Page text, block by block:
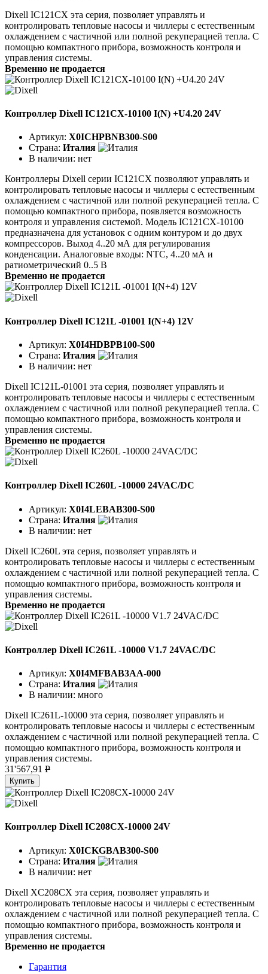
Dixell IC121CX эта серия, позволяет управлять и
контролировать тепловые насосы и чиллеры с естественным
охлаждением с частичной или полной рекуперацией тепла. С
помощью компактного прибора, возможность контроля и
управления системы.
Временно не продается
Контроллер Dixell IC121CX-10100 I(N) +U4.20 24V
Артикул: X0ICHPBNB300-S00
Страна: Италия
В наличии: нет
Контроллеры Dixell серии IC121CX позволяют управлять и
контролировать тепловые насосы и чиллеры с естественным
охлаждением с частичной или полной рекуперацией тепла. С
помощью компактного прибора, появляется возможность
контроля и управления системой. Модель IC121CX-10100
предназначена для установок с одним контуром и до двух
компрессоров. Выход 4..20 мА для регулирования
конденсации. Аналоговые входы: NTC, 4..20 мА и
ратиометрический 0..5 В
Временно не продается
Контроллер Dixell IC121L -01001 I(N+4) 12V
Артикул: X0I4HDBPB100-S00
Страна: Италия
В наличии: нет
Dixell IC121L-01001 эта серия, позволяет управлять и
контролировать тепловые насосы и чиллеры с естественным
охлаждением с частичной или полной рекуперацией тепла. С
помощью компактного прибора, возможность контроля и
управления системы.
Временно не продается
Контроллер Dixell IC260L -10000 24VAC/DC
Артикул: X0I4LEBAB300-S00
Страна: Италия
В наличии: нет
Dixell IC260L эта серия, позволяет управлять и
контролировать тепловые насосы и чиллеры с естественным
охлаждением с частичной или полной рекуперацией тепла. С
помощью компактного прибора, возможность контроля и
управления системы.
Временно не продается
Контроллер Dixell IC261L -10000 V1.7 24VAC/DC
Артикул: X0I4MFBAB3AA-000
Страна: Италия
В наличии: много
Dixell IC261L-10000 эта серия, позволяет управлять и
контролировать тепловые насосы и чиллеры с естественным
охлаждением с частичной или полной рекуперацией тепла. С
помощью компактного прибора, возможность контроля и
управления системы.
31'567,91 P
Купить
Контроллер Dixell IC208CX-10000 24V
Артикул: X0ICKGBAB300-S00
Страна: Италия
В наличии: нет
Dixell XC208CX эта серия, позволяет управлять и
контролировать тепловые насосы и чиллеры с естественным
охлаждением с частичной или полной рекуперацией тепла. С
помощью компактного прибора, возможность контроля и
управления системы.
Временно не продается
Гарантия